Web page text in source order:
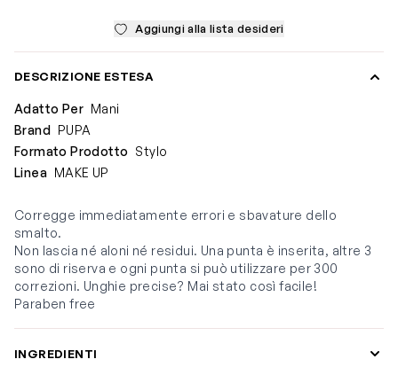
Aggiungi alla lista desideri
DESCRIZIONE ESTESA
Adatto Per Mani
Brand PUPA
Formato Prodotto Stylo
Linea MAKE UP
Corregge immediatamente errori e sbavature dello
smalto.
Non lascia né aloni né residui. Una punta è inserita, altre 3
sono di riserva e ogni punta si può utilizzare per 300
correzioni. Unghie precise? Mai stato così facile!
Paraben free
INGREDIENTI